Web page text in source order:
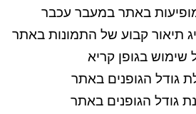
באתר במעבר עכבר
תיאור קבוע של התמונות באתר
שימוש בגופן קריא
גודל הגופנים באתר
גודל הגופנים באתר